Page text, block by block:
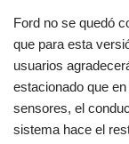
Ford no se quedó
que para esta
usuarios
estacionado que
sensores, el
sistema hace el